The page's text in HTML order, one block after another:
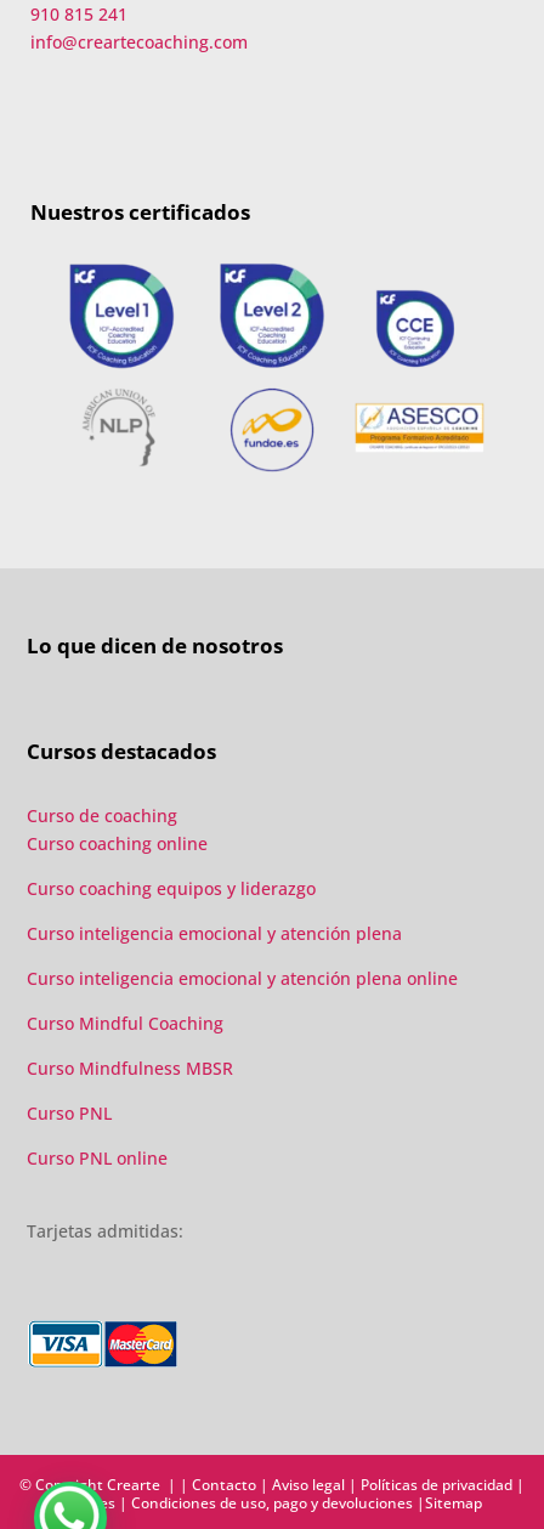
910 815 241
info@creartecoaching.com
Nuestros certificados
Lo que dicen de nosotros
Cursos destacados
Curso de coaching
Curso coaching online
Curso coaching equipos y liderazgo
Curso inteligencia emocional y atención plena
Curso inteligencia emocional y atención plena online
Curso Mindful Coaching
Curso Mindfulness MBSR
Curso PNL
Curso PNL online
Tarjetas admitidas:
© Copyright Crearte | | Contacto| Aviso legal| Políticas de privacidad|
Cookies |Condiciones de uso, pago y devoluciones |Sitemap